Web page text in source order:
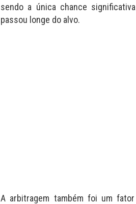
sendo a única chance
passou longe do alvo.
A arbitragem também foi um